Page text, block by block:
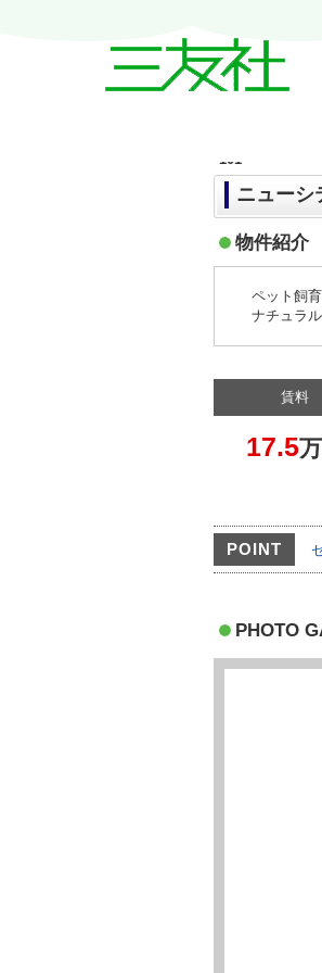
101
ニューシ
物件紹介
ペット飼
ナチュラ
賃料
17.5
POINT
PHOTO